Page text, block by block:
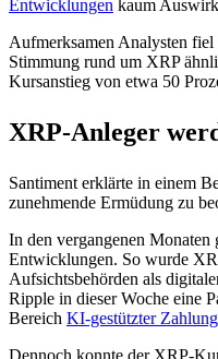
Entwicklungen kaum
Aufmerksamen Analysten
Stimmung rund um XRP
Kursanstieg von etwa 50
XRP-Anleger
Santiment erklärte in einem
zunehmende Ermüdung zu
In den vergangenen
Entwicklungen. So wurde
Aufsichtsbehörden als
Ripple in dieser Woche eine
Bereich KI-gestützter
Dennoch konnte der XRP-